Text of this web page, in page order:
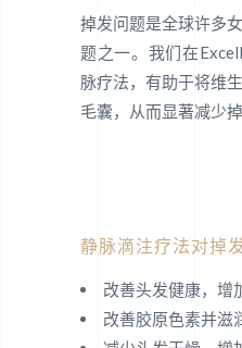
掉发问题是全球许多
题之一。我们在
脉疗法，有助于将维
毛囊，从而显著减少掉
静脉滴注疗法对掉
改善头发健康，增
改善胶原色素并滋